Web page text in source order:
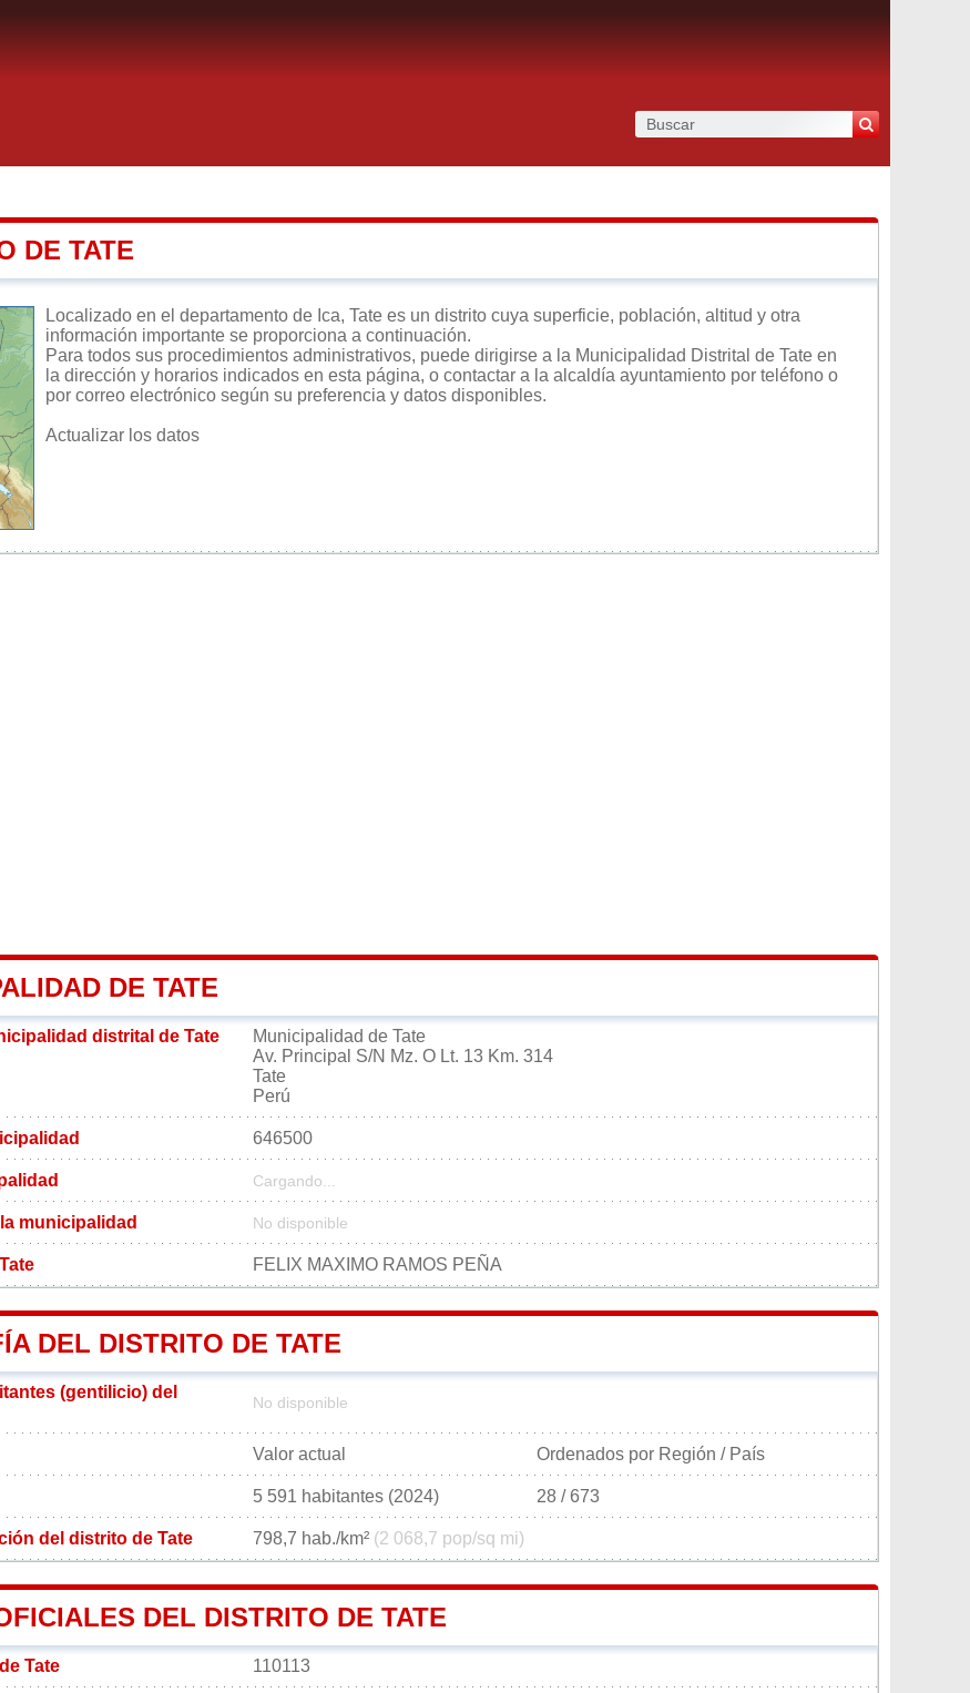
DE TATE
Localizado en el departamento de Ica, Tate es un distrito cuya superficie, población, altitud y otra
información importante se proporciona a continuación.
Para todos sus procedimientos administrativos, puede dirigirse a la Municipalidad Distrital de Tate en
la dirección y horarios indicados en esta página, o contactar a la alcaldía ayuntamiento por teléfono o
por correo electrónico según su preferencia y datos disponibles.
Actualizar los datos
DE TATE
distrital de Tate
Municipalidad de Tate
Av. Principal S/N Mz. O Lt. 13 Km. 314
Tate
Perú
646500
Cargando...
municipalidad No disponible
FELIX MAXIMO RAMOS PEÑA
DEL DISTRITO DE TATE
(gentilicio) del
No disponible
Valor actual Ordenados por Región / País
5 591 habitantes (2024) 28 / 673
del distrito de Tate 798,7 hab./km² (2 068,7 pop/sq mi)
DEL DISTRITO DE TATE
Tate 110113